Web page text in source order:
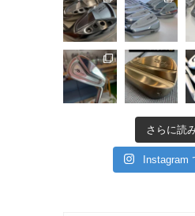
さらに読
Instagram